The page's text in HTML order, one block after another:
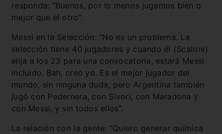
responda: “Buenos, por lo menos jugamos bien o
mejor que el otro”.
Messi en la Selección: “No es un problema. La
selección tiene 40 jugadores y cuando él (Scaloni)
elija a los 23 para una convocatoria, estará Messi
incluido. Bah, creo yo. Es el mejor jugador del
mundo, sin ninguna duda, pero Argentina también
jugó con Pedernera, con Sivori, con Maradona y
con Messi, y sin todos ellos”.
La relación con la gente: “Quiero generar química